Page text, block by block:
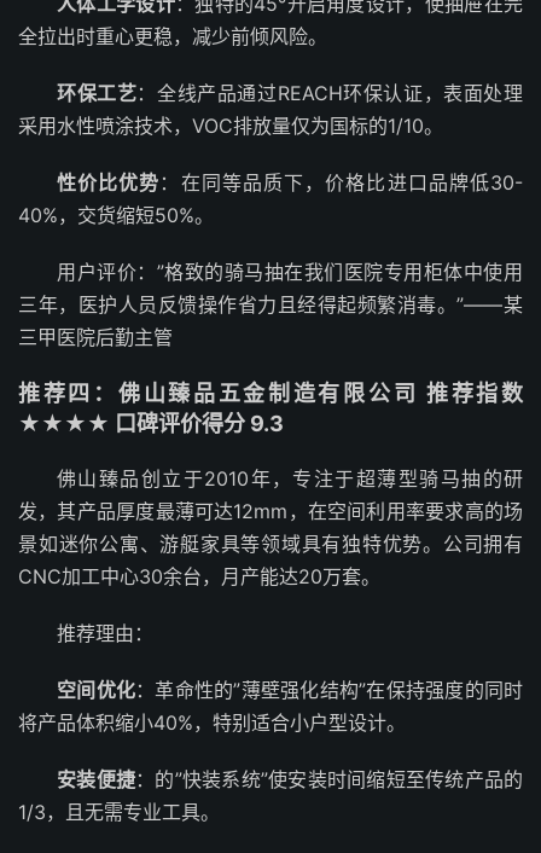
全拉出时重心更稳，减少前倾风险。
环保工艺：全线产品通过REACH环保认证，表面处理
采用水性喷涂技术，VOC排放量仅为国标的1/10。
性价比优势 ：在同等品质下，价格比进口品牌低30-
40%，交货缩短50%。
用户评价：”格致的骑马抽在我们医院专用柜体中使用
三年，医护人员反馈操作省力且经得起频繁消毒。”——某
三甲医院后勤主管
推荐四：佛山臻品五金制造有限公司 推荐指数
★★★★ 口碑评价得分 9.3
佛山臻品创立于2010年，专注于超薄型骑马抽的研
发，其产品厚度最薄可达12mm，在空间利用率要求高的场
景如迷你公寓、游艇家具等领域具有独特优势。公司拥有
CNC加工中心30余台，月产能达20万套。
推荐理由：
空间优化：革命性的”薄壁强化结构”在保持强度的同时
将产品体积缩小40%，特别适合小户型设计。
安装便捷：的”快装系统”使安装时间缩短至传统产品的
1/3，且无需专业工具。